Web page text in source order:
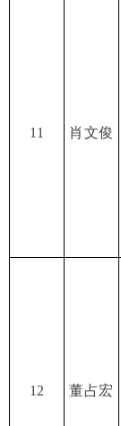
11 肖文俊
12 董占宏